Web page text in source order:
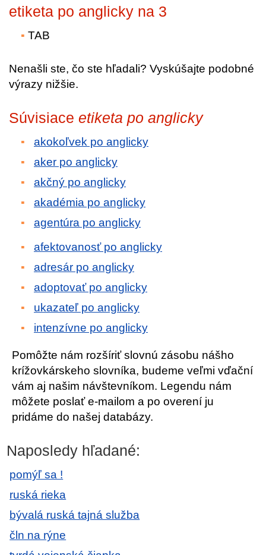
etiketa po anglicky na 3
TAB
Nenašli ste, čo ste hľadali? Vyskúšajte podobné
výrazy nižšie.
Súvisiace etiketa po anglicky
akokoľvek po anglicky
aker po anglicky
akčný po anglicky
akadémia po anglicky
agentúra po anglicky
afektovanosť po anglicky
adresár po anglicky
adoptovať po anglicky
ukazateľ po anglicky
intenzívne po anglicky
Pomôžte nám rozšíriť slovnú zásobu nášho
krížovkárskeho slovníka, budeme veľmi vďační
vám aj našim návštevníkom. Legendu nám
môžete poslať e-mailom a po overení ju
pridáme do našej databázy.
Naposledy hľadané:
pomýľ sa !
ruská rieka
bývalá ruská tajná služba
čln na rýne